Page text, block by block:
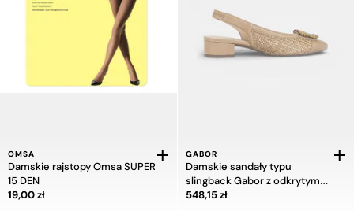
OMSA
Damskie rajstopy Omsa SUPER
15 DEN
Cena 19,00 zł
19,00 zł
GABOR
Damskie sandały typu
slingback Gabor z odkrytym
przodem
Cena 548,15 zł
548,15 zł